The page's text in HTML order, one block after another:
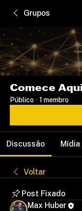
Grupos
Comece
Público · 1 membro
Discussão Mídia
Voltar
Post Fixado
Max Huber